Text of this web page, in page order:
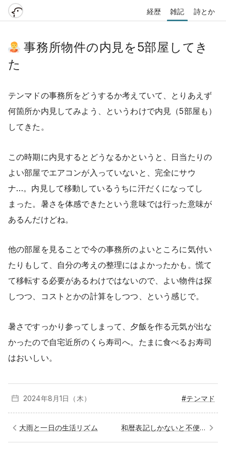
経歴 雑記 詩とか
事務所物件の内見を5部屋してき
た
テンマドの事務所をどうするか考えていて、とりあえず
何箇所か内見してみよう、というわけで内見（5部屋も）
してきた。
この時期に内見するとどうなるかというと、日当たりの
よい部屋でエアコンが入っていないと、完全にサウ
ナ…。内見して移動しているうちに汗だくになってし
まった。暑さを体感できたという意味では行った意味が
あるんだけどね。
他の部屋を見ることで今の事務所のよいところに気付い
たりもして、自分の考えの整理にはよかったかも。慌て
て移転する必要があるわけではないので、よい物件は探
しつつ、コストとかの計算をしつつ、という感じで。
暑さですっかり参ってしまって、夕飯を作る元気が出な
かったので自宅近所のくら寿司へ。たまに食べるお寿司
はおいしい。
2024年8月1日（木） #テンマド
大雨と一日の生活リズム 和暦表記しかないと不便が多い